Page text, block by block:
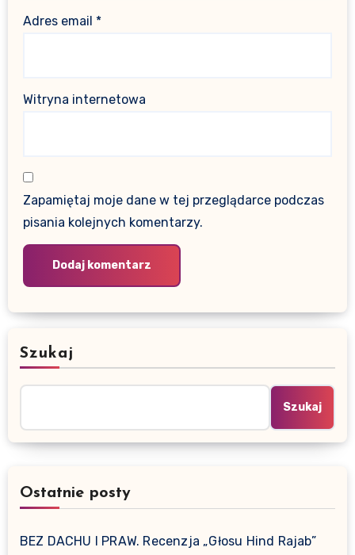
Adres email *
Witryna internetowa
Zapamiętaj moje dane w tej przeglądarce podczas
pisania kolejnych komentarzy.
Szukaj
Szukaj
Ostatnie posty
BEZ DACHU I PRAW. Recenzja „Głosu Hind Rajab”